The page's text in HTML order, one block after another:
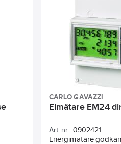
vissa parametrar.
tillverkning av denna
kraven enligt
CARLO GAVAZZI
Elmätare EM24
Art. nr.: 0902421
Energimätare